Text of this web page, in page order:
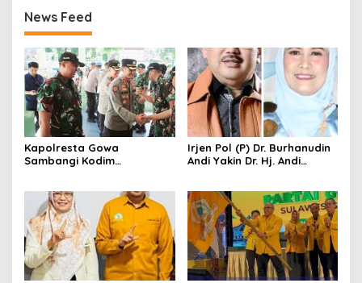
News Feed
Kapolresta Gowa
Sambangi Kodim
TNI-Polri
Irjen Pol (P) Dr. Burhanudin
Andi Yakin Dr. Hj. Andi